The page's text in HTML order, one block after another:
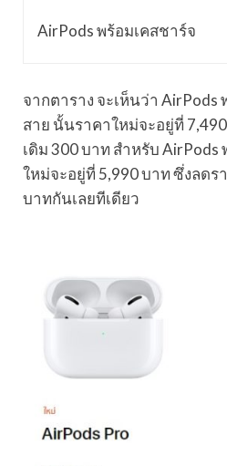
AirPods พร้อมเคสชาร์จ
จากตาราง จะเห็นว่า
สาย นั้นราคาใหม่จะอยู่ที่
เดิม 300 บาท สำหรับ
ใหม่จะอยู่ที่ 5,990 บาท ซึ่งลดร
บาทกันเลยทีเดียว